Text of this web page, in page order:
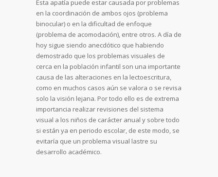
Esta apatía puede estar causada por problemas
en la coordinación de ambos ojos (problema
binocular) o en la dificultad de enfoque
(problema de acomodación), entre otros. A día de
hoy sigue siendo anecdótico que habiendo
demostrado que los problemas visuales de
cerca en la población infantil son una importante
causa de las alteraciones en la lectoescritura,
como en muchos casos aún se valora o se revisa
solo la visión lejana. Por todo ello es de extrema
importancia realizar revisiones del sistema
visual a los niños de carácter anual y sobre todo
si están ya en periodo escolar, de este modo, se
evitaría que un problema visual lastre su
desarrollo académico.